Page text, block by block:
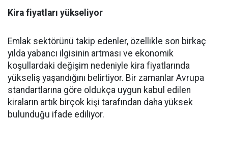
Kira fiyatları yükseliyor
Emlak sektörünü takip edenler, özellikle son birkaç
yılda yabancı ilgisinin artması ve ekonomik
koşullardaki değişim nedeniyle kira fiyatlarında
yükseliş yaşandığını belirtiyor. Bir zamanlar Avrupa
standartlarına göre oldukça uygun kabul edilen
kiraların artık birçok kişi tarafından daha yüksek
bulunduğu ifade ediliyor.